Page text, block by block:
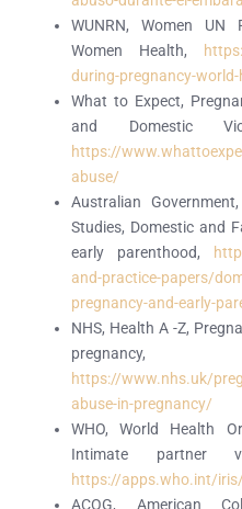
WUNRN, Women UN
Women Health,
during-pregnancy-
What to Expect,
and Domestic
https://
abuse/
Australian
Studies, Domestic and
early parenthood,
and-practice-papers/
pregnancy-and-early-
NHS, Health A -Z,
pregnancy,
https://www.nhs.uk/
abuse-in-pregnancy/
WHO, World Health
Intimate partner
https://apps.who.int/
ACOG, American